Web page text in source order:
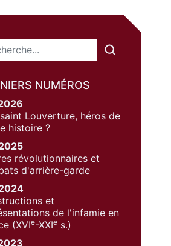
principal
NUMÉROS
Louverture, héros de
histoire ?
révolutionnaires et
d'arrière-garde
et
de l'infamie en
(XVIe-XXIe s.)